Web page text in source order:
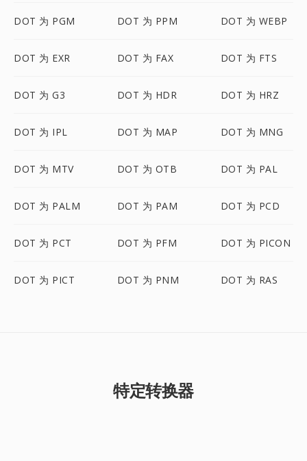
DOT 为 PGM DOT 为 PPM DOT 为 WEBP
DOT 为 EXR DOT 为 FAX DOT 为 FTS
DOT 为 G3 DOT 为 HDR DOT 为 HRZ
DOT 为 IPL DOT 为 MAP DOT 为 MNG
DOT 为 MTV DOT 为 OTB DOT 为 PAL
DOT 为 PALM DOT 为 PAM DOT 为 PCD
DOT 为 PCT DOT 为 PFM DOT 为 PICON
DOT 为 PICT DOT 为 PNM DOT 为 RAS
特定转换器